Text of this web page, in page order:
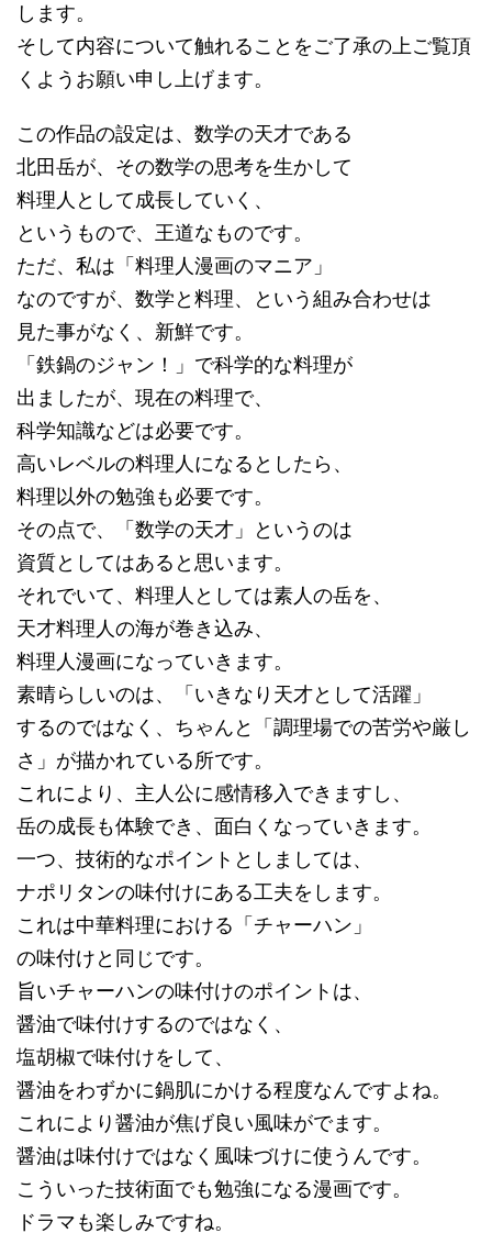
します。
そして内容について触れることをご了承の上ご覧頂
くようお願い申し上げます。
この作品の設定は、数学の天才である
北田岳が、その数学の思考を生かして
料理人として成長していく、
というもので、王道なものです。
ただ、私は「料理人漫画のマニア」
なのですが、数学と料理、という組み合わせは
見た事がなく、新鮮です。
「鉄鍋のジャン！」で科学的な料理が
出ましたが、現在の料理で、
科学知識などは必要です。
高いレベルの料理人になるとしたら、
料理以外の勉強も必要です。
その点で、「数学の天才」というのは
資質としてはあると思います。
それでいて、料理人としては素人の岳を、
天才料理人の海が巻き込み、
料理人漫画になっていきます。
素晴らしいのは、「いきなり天才として活躍」
するのではなく、ちゃんと「調理場での苦労や厳し
さ」が描かれている所です。
これにより、主人公に感情移入できますし、
岳の成長も体験でき、面白くなっていきます。
一つ、技術的なポイントとしましては、
ナポリタンの味付けにある工夫をします。
これは中華料理における「チャーハン」
の味付けと同じです。
旨いチャーハンの味付けのポイントは、
醤油で味付けするのではなく、
塩胡椒で味付けをして、
醤油をわずかに鍋肌にかける程度なんですよね。
これにより醤油が焦げ良い風味がでます。
醤油は味付けではなく風味づけに使うんです。
こういった技術面でも勉強になる漫画です。
ドラマも楽しみですね。